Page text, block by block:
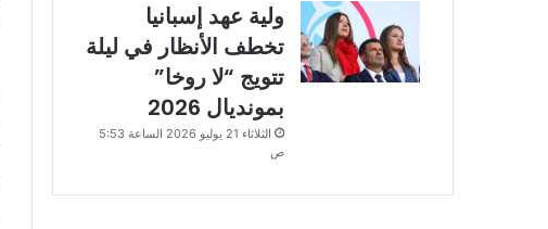
ولية عهد إسبانيا
تخطف الأنظار في ليلة
تتويج “لا روخا”
بمونديال 2026
الثلاثاء 21 يوليو 2026 الساعة 5:53
ص